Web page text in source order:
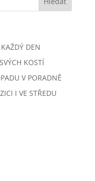
DEN
KOSTÍ
V PORADNĚ
I VE STŘEDU